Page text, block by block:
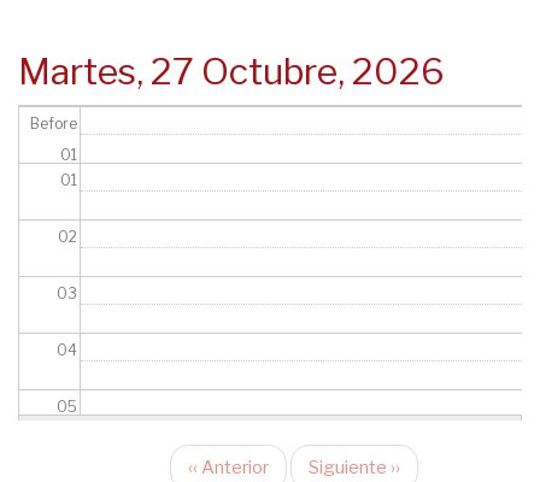
Martes, 27 Octubre, 2026
Before
01
01
02
03
04
05
‹‹ Anterior Siguiente ››